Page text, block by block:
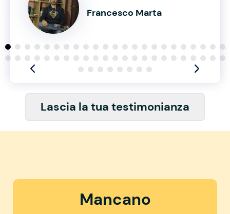
Francesco Marta
Lascia la tua testimonianza
Mancano